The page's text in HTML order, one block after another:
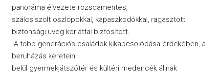
panoráma élvezete rozsdamentes,
szálcsiszolt oszlopokkal, kapaszkodókkal, ragasztott
biztonsági üveg korláttal biztosított.
-A több generációs családok kikapcsolódása érdekében, a
beruházás keretein
belül gyermekjátszótér és kültéri medencék állnak